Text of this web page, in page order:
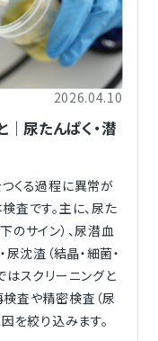
2026.04.10
｜尿たんぱく・潜
くる過程に異常が
査です。主に、尿た
のサイン）、尿潜血
尿沈渣（結晶・細菌・
はスクリーニングと
査や精密検査（尿
を絞り込みます。